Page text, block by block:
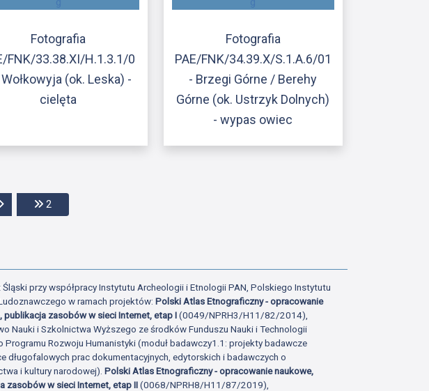
Fotografia
FNK/33.38.XI/H.1.3.1/0
(ok. Leska) -
cielęta
Fotografia
PAE/FNK/34.39.X/S.1.A.6/01
- Brzegi Górne / Berehy
Górne (ok. Ustrzyk Dolnych)
- wypas owiec
Przejdź do następnej strony
2
przy współpracy Instytutu Archeologii i Etnologii PAN, Polskiego Instytutu
w ramach projektów:Polski Atlas Etnograficzny - opracowanie
publikacja zasobów w sieci Internet, etap I(0049/NPRH3/H11/82/2014),
Nauki i Szkolnictwa Wyższego ze środków Funduszu Nauki i Technologii
Programu Rozwoju Humanistyki (moduł badawczy1.1: projekty badawcze
długofalowych prac dokumentacyjnych, edytorskich i badawczych o
i kultury narodowej).Polski Atlas Etnograficzny - opracowanie naukowe,
zasobów w sieci Internet, etap II(0068/NPRH8/H11/87/2019),